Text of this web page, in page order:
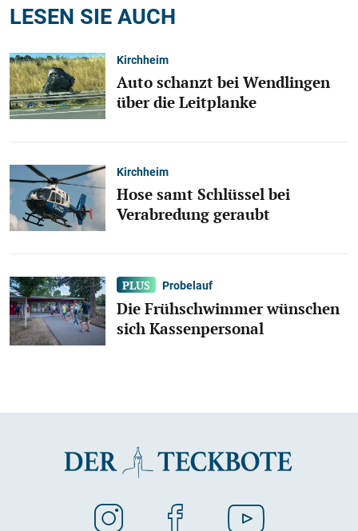
LESEN SIE AUCH
Kirchheim
Auto schanzt bei Wendlingen
über die Leitplanke
Kirchheim
Hose samt Schlüssel bei
Verabredung geraubt
Probelauf
Die Frühschwimmer wünschen
sich Kassenpersonal